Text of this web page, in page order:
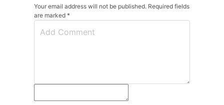
Your email address will not be published. Required fields
are marked *